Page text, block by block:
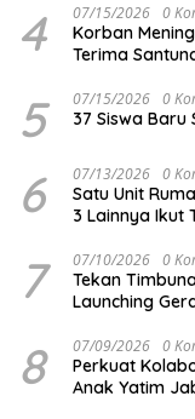
4 07/15/2026 0
Korban
Terima
5 07/15/2026 0
37 Siswa Baru
6 07/13/2026 0
Satu Unit
3 Lainnya Ikut
7 07/10/2026 0
Tekan
Launching
8 07/09/2026 0
Perkuat
Anak Yatim